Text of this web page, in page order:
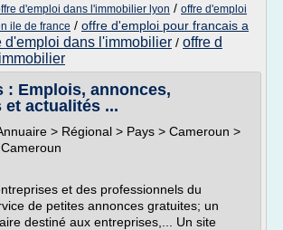
d'emploi dans l'immobilier lyon / offre d'emploi
ile de france / offre d'emploi pour francais a
d'emploi dans l'immobilier / offre d
: Emplois, annonces,
et actualités ...
> Régional > Pays > Cameroun >
et des professionnels du
de petites annonces gratuites; un
destiné aux entreprises,... Un site